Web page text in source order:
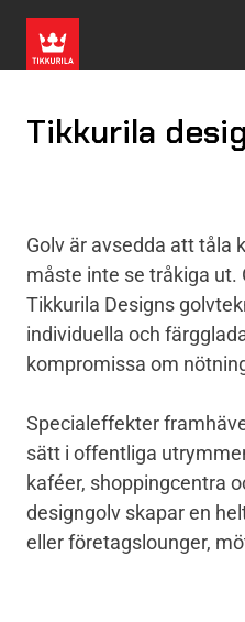
Tikkurila
Golv är avsedda att tåla
måste inte se tråkiga ut.
Tikkurila Designs
individuella och
kompromissa om
Specialeffekter
sätt i offentliga
kaféer, shoppingcentra
designgolv skapar en
eller företagslounger,